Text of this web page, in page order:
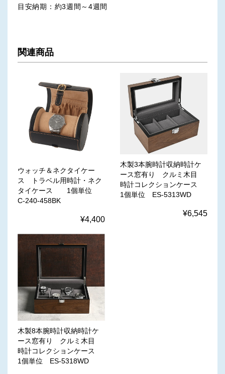
目安納期：約3週間～4週間
関連商品
ウォッチ＆ネクタイケー
ス トラベル用時計・ネク
タイケース 1個単位
C-240-458BK
¥4,400
木製3本腕時計収納時計ケ
ース窓有り クルミ木目
時計コレクションケース
1個単位 ES-5313WD
¥6,545
木製8本腕時計収納時計ケ
ース窓有り クルミ木目
時計コレクションケース
1個単位 ES-5318WD